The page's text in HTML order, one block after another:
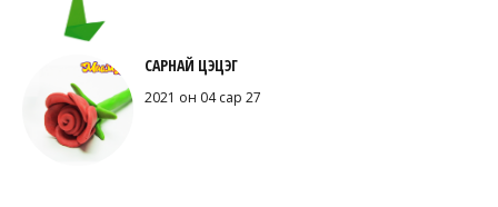
САРНАЙ ЦЭЦЭГ
2021 он 04 сар 27